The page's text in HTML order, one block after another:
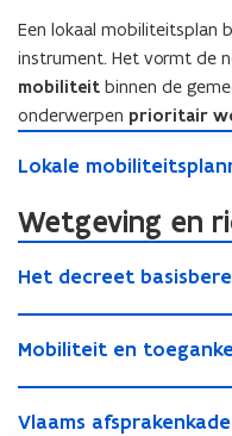
n
a
a
l
a
a
p
a
k
e
n
o
n
a
a
l
a
n
p
k
k
n
o
e
r
s
n
t
e
r
k
n
v
o
e
r
s
e
w
e
r
e
n
Een lokaal mobiliteitsplan
instrument. Het vormt de
mobiliteit binnen de
onderwerpen prioritair
o
a
l
e
m
o
b
l
i
Lokale
L
k
a
l
e
m
o
b
i
l
Wetgeving en
e
e
e
Het decreet
H
d
r
o
l
Mobiliteit en
M
ilVlaams
V